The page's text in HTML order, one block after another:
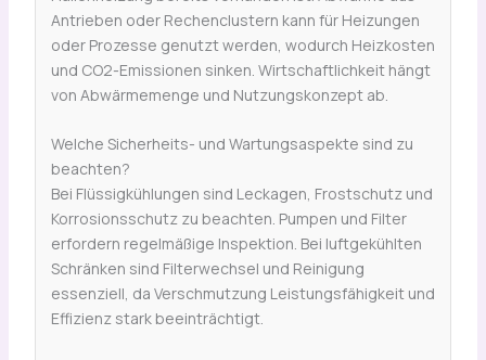
Antrieben oder Rechenclustern kann für Heizungen
oder Prozesse genutzt werden, wodurch Heizkosten
und CO2-Emissionen sinken. Wirtschaftlichkeit hängt
von Abwärmemenge und Nutzungskonzept ab.
Welche Sicherheits- und Wartungsaspekte sind zu
beachten?
Bei Flüssigkühlungen sind Leckagen, Frostschutz und
Korrosionsschutz zu beachten. Pumpen und Filter
erfordern regelmäßige Inspektion. Bei luftgekühlten
Schränken sind Filterwechsel und Reinigung
essenziell, da Verschmutzung Leistungsfähigkeit und
Effizienz stark beeinträchtigt.